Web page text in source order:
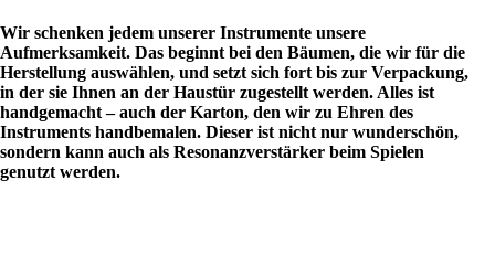
Wir schenken jedem unserer Instrumente unsere
Aufmerksamkeit. Das beginnt bei den Bäumen, die wir für die
Herstellung auswählen, und setzt sich fort bis zur Verpackung,
in der sie Ihnen an der Haustür zugestellt werden. Alles ist
handgemacht – auch der Karton, den wir zu Ehren des
Instruments handbemalen. Dieser ist nicht nur wunderschön,
sondern kann auch als Resonanzverstärker beim Spielen
genutzt werden.